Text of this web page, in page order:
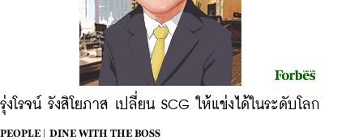
รุ่งโรจน์ รังสิโยภาส เปลี่ยน SCG ให้แข่งได้ในระดับโลก
PEOPLE |
DINE WITH THE BOSS